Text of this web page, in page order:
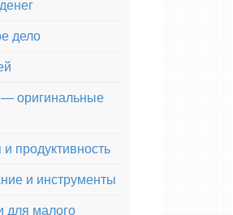
дело
оригинальные
продуктивность
и инструменты
для малого